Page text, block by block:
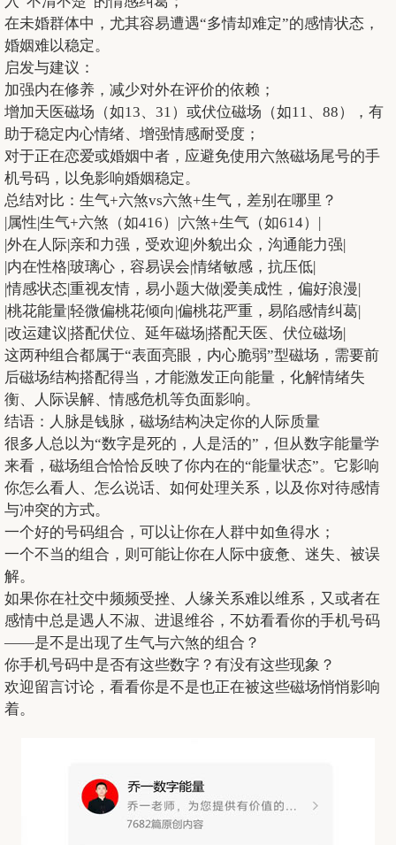
在未婚群体中，尤其容易遭遇“多情却难定”的感情状态，
婚姻难以稳定。
启发与建议：
加强内在修养，减少对外在评价的依赖；
增加天医磁场（如13、31）或伏位磁场（如11、88），有
助于稳定内心情绪、增强情感耐受度；
对于正在恋爱或婚姻中者，应避免使用六煞磁场尾号的手
机号码，以免影响婚姻稳定。
总结对比：生气+六煞vs六煞+生气，差别在哪里？
|属性|生气+六煞（如416）|六煞+生气（如614）|
|外在人际|亲和力强，受欢迎|外貌出众，沟通能力强|
|内在性格|玻璃心，容易误会|情绪敏感，抗压低|
|情感状态|重视友情，易小题大做|爱美成性，偏好浪漫|
|桃花能量|轻微偏桃花倾向|偏桃花严重，易陷感情纠葛|
|改运建议|搭配伏位、延年磁场|搭配天医、伏位磁场|
这两种组合都属于“表面亮眼，内心脆弱”型磁场，需要前
后磁场结构搭配得当，才能激发正向能量，化解情绪失
衡、人际误解、情感危机等负面影响。
结语：人脉是钱脉，磁场结构决定你的人际质量
很多人总以为“数字是死的，人是活的”，但从数字能量学
来看，磁场组合恰恰反映了你内在的“能量状态”。它影响
你怎么看人、怎么说话、如何处理关系，以及你对待感情
与冲突的方式。
一个好的号码组合，可以让你在人群中如鱼得水；
一个不当的组合，则可能让你在人际中疲惫、迷失、被误
解。
如果你在社交中频频受挫、人缘关系难以维系，又或者在
感情中总是遇人不淑、进退维谷，不妨看看你的手机号码
——是不是出现了生气与六煞的组合？
你手机号码中是否有这些数字？有没有这些现象？
欢迎留言讨论，看看你是不是也正在被这些磁场悄悄影响
着。